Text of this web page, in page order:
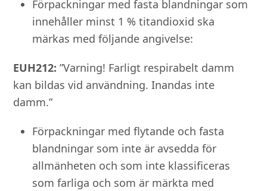
Förpackningar med fasta blandningar som
innehåller minst 1 % titandioxid ska
märkas med följande angivelse:
EUH212: ”Varning! Farligt respirabelt damm
kan bildas vid användning. Inandas inte
damm.”
Förpackningar med flytande och fasta
blandningar som inte är avsedda för
allmänheten och som inte klassificeras
som farliga och som är märkta med